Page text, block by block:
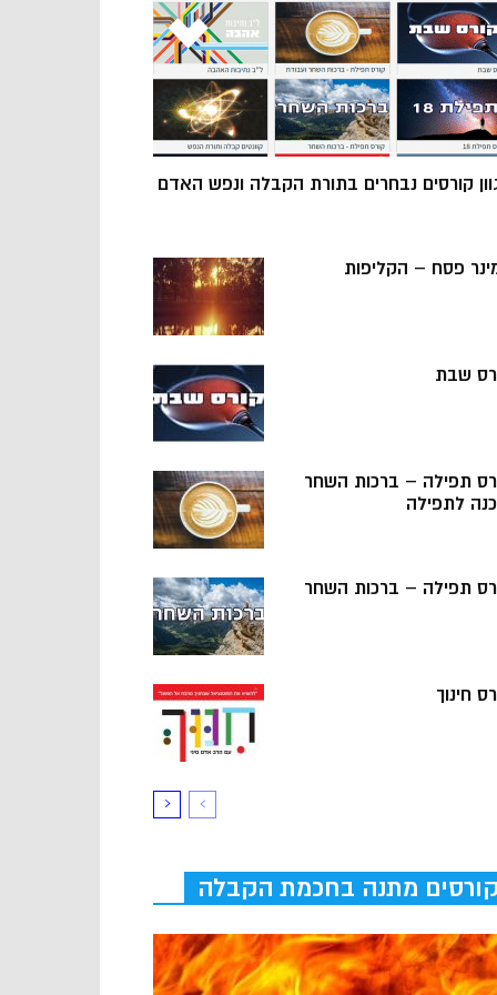
קורסים נבחרים בתורת הקבלה ונפש האדם
פסח – הקליפות
שבת
תפילה – ברכות השחר
לתפילה
תפילה – ברכות השחר
חינוך
קורסים מתנה בחכמת הקבלה